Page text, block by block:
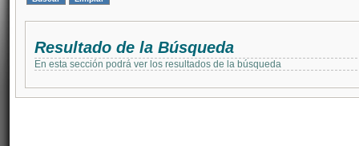
Resultado de la Búsqueda
En esta sección podrá ver los resultados de la búsqueda